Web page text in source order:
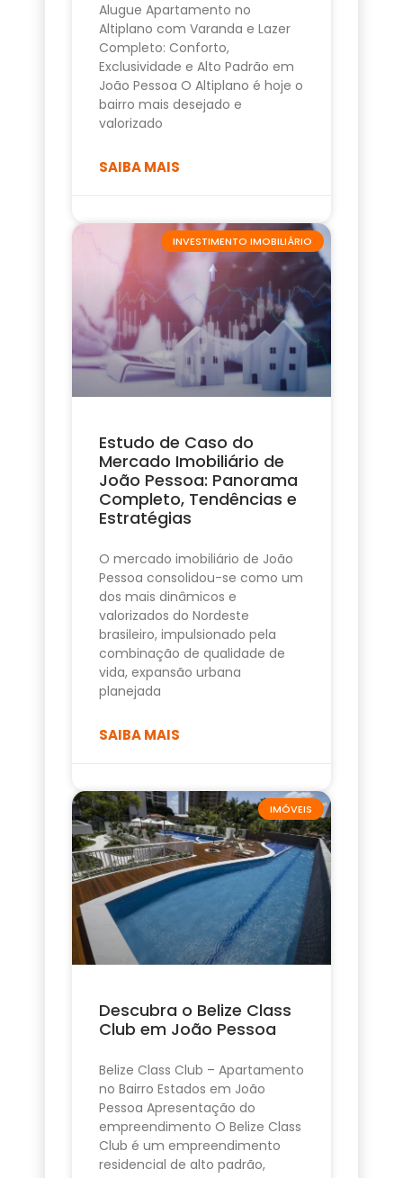
Alugue Apartamento no
Altiplano com Varanda e Lazer
Completo: Conforto,
Exclusividade e Alto Padrão em
João Pessoa O Altiplano é hoje o
bairro mais desejado e
valorizado
SAIBA MAIS
INVESTIMENTO IMOBILIÁRIO
Estudo de Caso do
Mercado Imobiliário de
João Pessoa: Panorama
Completo, Tendências e
Estratégias
O mercado imobiliário de João
Pessoa consolidou-se como um
dos mais dinâmicos e
valorizados do Nordeste
brasileiro, impulsionado pela
combinação de qualidade de
vida, expansão urbana
planejada
SAIBA MAIS
IMÓVEIS
Descubra o Belize Class
Club em João Pessoa
Belize Class Club – Apartamento
no Bairro Estados em João
Pessoa Apresentação do
empreendimento O Belize Class
Club é um empreendimento
residencial de alto padrão,